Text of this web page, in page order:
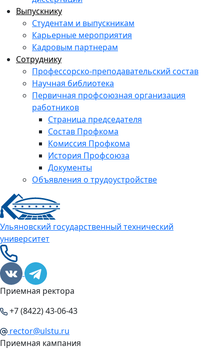
Выпускнику
Студентам и выпускникам
Карьерные мероприятия
Кадровым партнерам
Сотруднику
Профессорско-преподавательский состав
Научная библиотека
Первичная профсоюзная организация
работников
Страница председателя
Состав Профкома
Комиссия Профкома
История Профсоюза
Документы
Объявления о трудоустройстве
Ульяновский государственный технический
университет
Приемная ректора
+7 (8422) 43-06-43
rector@ulstu.ru
Приемная кампания